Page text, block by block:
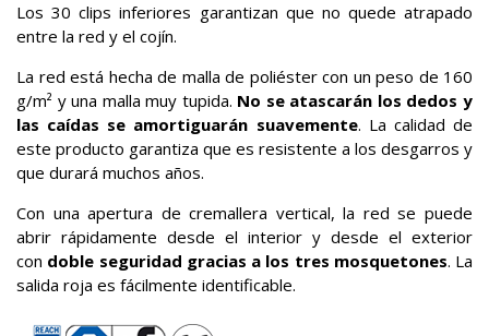
Los 30 clips inferiores garantizan que no quede atrapado
entre la red y el cojín.
La red está hecha de malla de poliéster con un peso de 160
g/m² y una malla muy tupida. No se atascarán los dedos y
las caídas se amortiguarán suavemente. La calidad de
este producto garantiza que es resistente a los desgarros y
que durará muchos años.
Con una apertura de cremallera vertical, la red se puede
abrir rápidamente desde el interior y desde el exterior
con doble seguridad gracias a los tres mosquetones. La
salida roja es fácilmente identificable.